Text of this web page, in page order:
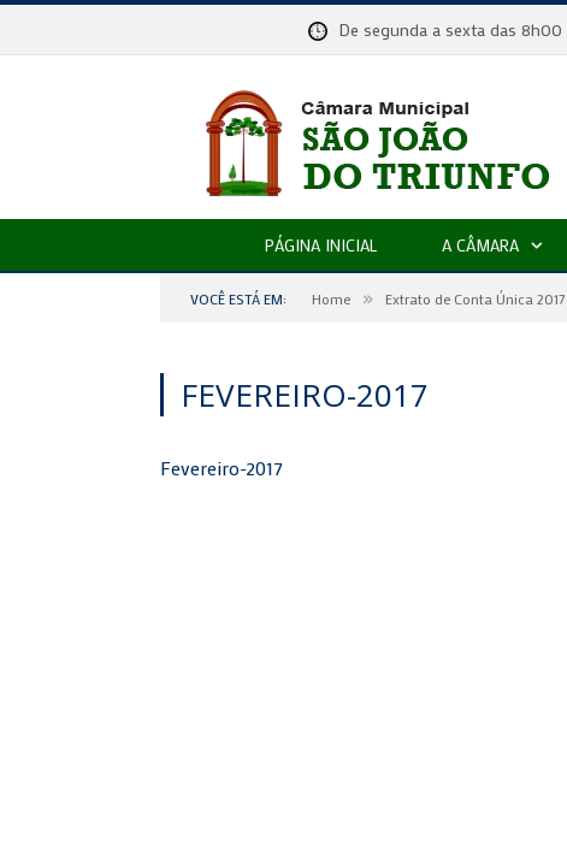
De segunda a sexta das
PÁGINA INICIAL A CÂMARA
VOCÊ ESTÁ EM: Home » Extrato de Conta Única 2017
FEVEREIRO-2017
Fevereiro-2017